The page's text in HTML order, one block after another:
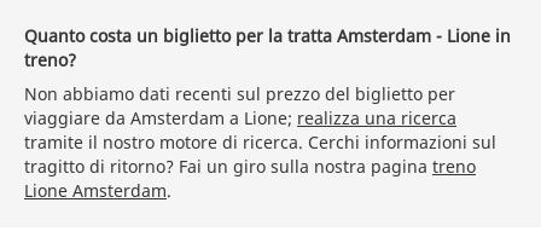
Quanto costa un biglietto per la tratta Amsterdam - Lione in
treno?
Non abbiamo dati recenti sul prezzo del biglietto per
viaggiare da Amsterdam a Lione; realizza una ricerca
tramite il nostro motore di ricerca. Cerchi informazioni sul
tragitto di ritorno? Fai un giro sulla nostra pagina treno
Lione Amsterdam.